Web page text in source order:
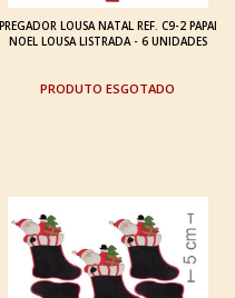
PREGADOR LOUSA NATAL REF. C9-2 PAPAI
NOEL LOUSA LISTRADA - 6 UNIDADES
ESGOTADO